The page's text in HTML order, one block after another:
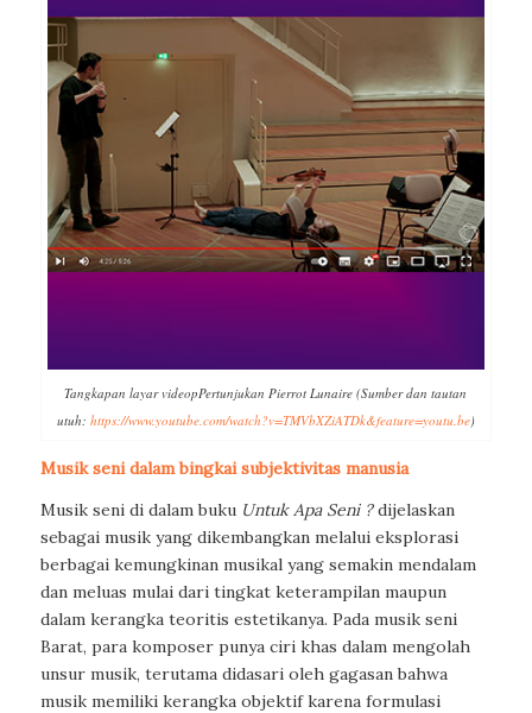
Tangkapan layar videopPertunjukan Pierrot Lunaire (Sumber dan tautan
utuh: https://www.youtube.com/watch?v=TMVbXZiATDk&feature=youtu.be)
Musik seni dalam bingkai subjektivitas manusia
Musik seni di dalam buku Untuk Apa Seni ?dijelaskan
sebagai musik yang dikembangkan melalui eksplorasi
berbagai kemungkinan musikal yang semakin mendalam
dan meluas mulai dari tingkat keterampilan maupun
dalam kerangka teoritis estetikanya. Pada musik seni
Barat, para komposer punya ciri khas dalam mengolah
unsur musik, terutama didasari oleh gagasan bahwa
musik memiliki kerangka objektif karena formulasi